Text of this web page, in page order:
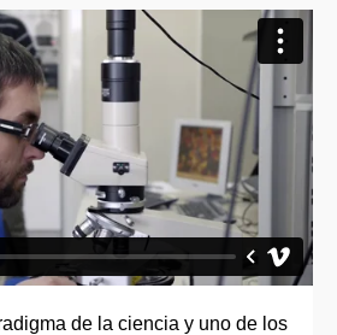
de la ciencia y uno de los